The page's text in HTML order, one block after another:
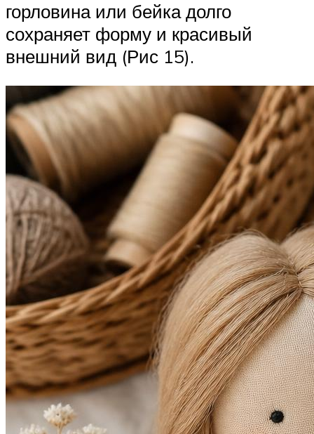
горловина или бейка долго
сохраняет форму и красивый
внешний вид (Рис 15).